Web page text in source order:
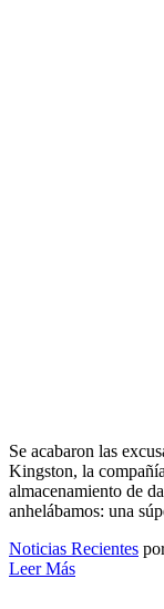
Se acabaron las
Kingston, la
almacenamiento de
anhelábamos: una
Noticias Recientes
Leer Más